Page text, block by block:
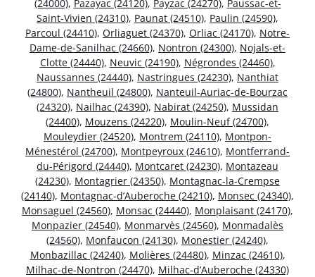
(24000), Pazayac (24120), Payzac (24270), Paussac-et-
Saint-Vivien (24310), Paunat (24510), Paulin (24590),
Parcoul (24410), Orliaguet (24370), Orliac (24170), Notre-
Dame-de-Sanilhac (24660), Nontron (24300), Nojals-et-
Clotte (24440), Neuvic (24190), Négrondes (24460),
Naussannes (24440), Nastringues (24230), Nanthiat
(24800), Nantheuil (24800), Nanteuil-Auriac-de-Bourzac
(24320), Nailhac (24390), Nabirat (24250), Mussidan
(24400), Mouzens (24220), Moulin-Neuf (24700),
Mouleydier (24520), Montrem (24110), Montpon-
Ménestérol (24700), Montpeyroux (24610), Montferrand-
du-Périgord (24440), Montcaret (24230), Montazeau
(24230), Montagrier (24350), Montagnac-la-Crempse
(24140), Montagnac-d’Auberoche (24210), Monsec (24340),
Monsaguel (24560), Monsac (24440), Monplaisant (24170),
Monpazier (24540), Monmarvès (24560), Monmadalès
(24560), Monfaucon (24130), Monestier (24240),
Monbazillac (24240), Molières (24480), Minzac (24610),
Milhac-de-Nontron (24470), Milhac-d’Auberoche (24330)